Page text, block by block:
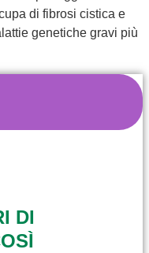
di fibrosi cistica e
genetiche gravi più
DI